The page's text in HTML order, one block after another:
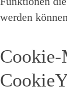
werden
Cookie-